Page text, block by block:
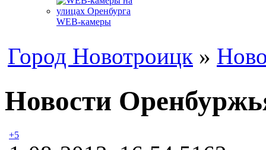
WEB-камеры
Город Новотроицк »
Новости
+5